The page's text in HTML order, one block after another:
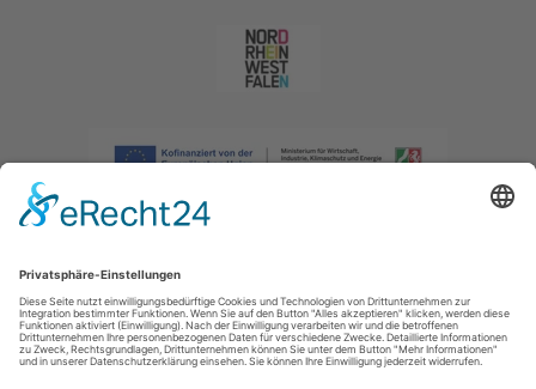
Impressum|Datenschutzerklärung|Barrierefreiheitserklärung